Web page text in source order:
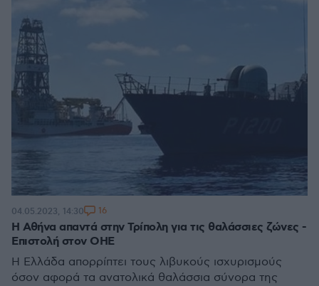
Η Αθήνα απαντά στην Τρίπολη για τις θαλάσσιες ζώνες -
Επιστολή στον ΟΗΕ
Η Ελλάδα απορρίπτει τους λιβυκούς ισχυρισμούς
όσον αφορά τα ανατολικά θαλάσσια σύνορα της
04.05.2023, 14:30 16